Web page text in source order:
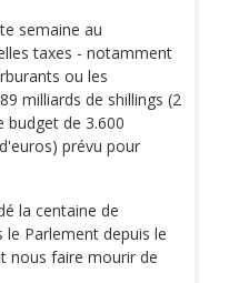
semaine au
taxes - notamment
ou les
milliards de shillings (2
budget de 3.600
prévu pour
la centaine de
Parlement depuis le
nous faire mourir de